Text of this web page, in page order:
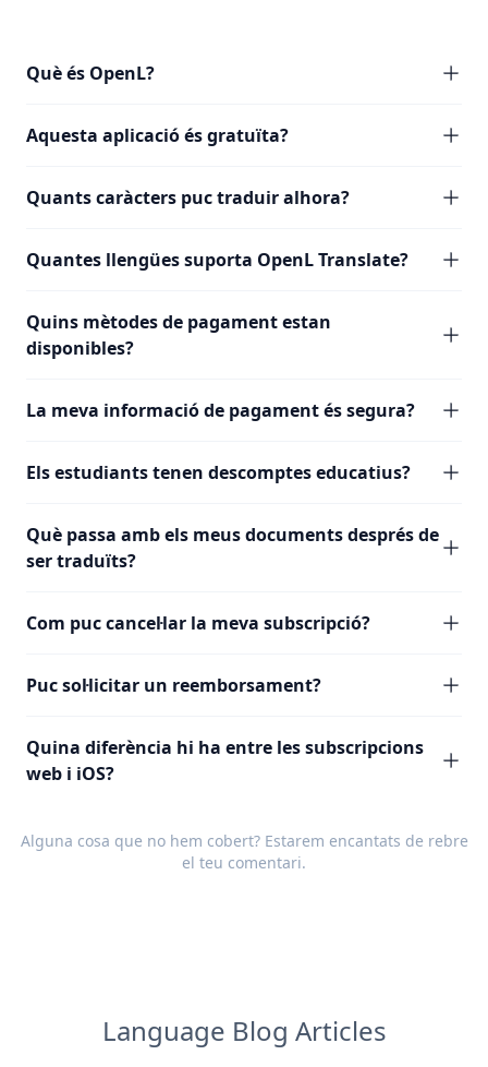
Què és OpenL?
Aquesta aplicació és gratuïta?
Quants caràcters puc traduir alhora?
Quantes llengües suporta OpenL Translate?
Quins mètodes de pagament estan
disponibles?
La meva informació de pagament és segura?
Els estudiants tenen descomptes educatius?
Què passa amb els meus documents després de
ser traduïts?
Com puc cancel·lar la meva subscripció?
Puc sol·licitar un reemborsament?
Quina diferència hi ha entre les subscripcions
web i iOS?
Alguna cosa que no hem cobert? Estarem encantats de rebre
el teu comentari.
Language Blog Articles